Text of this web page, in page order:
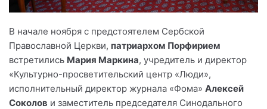
В начале ноября с предстоятелем Сербской
Православной Церкви, патриархом Порфирием
встретились Мария Маркина, учредитель и директор
«Культурно-просветительский центр «Люди»,
исполнительный директор журнала «Фома» Алексей
Соколов и заместитель председателя Синодального